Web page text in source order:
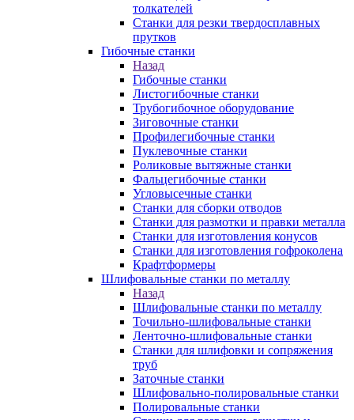
толкателей
Станки для резки твердосплавных
прутков
Гибочные станки
Назад
Гибочные станки
Листогибочные станки
Трубогибочное оборудование
Зиговочные станки
Профилегибочные станки
Пуклевочные станки
Роликовые вытяжные станки
Фальцегибочные станки
Угловысечные станки
Станки для сборки отводов
Станки для размотки и правки металла
Станки для изготовления конусов
Станки для изготовления гофроколена
Крафтформеры
Шлифовальные станки по металлу
Назад
Шлифовальные станки по металлу
Точильно-шлифовальные станки
Ленточно-шлифовальные станки
Станки для шлифовки и сопряжения
труб
Заточные станки
Шлифовально-полировальные станки
Полировальные станки